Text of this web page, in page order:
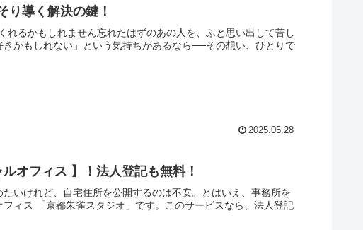
り導く解決の鍵！
るかもしれません忘れたはずのあの人を、ふと思い出して苦し
かもしれない」という気持ちがあるなら──その想い、ひとりで
2025.05.28
オフィス 】！法人登記も無料！
いけれど、自宅住所を公開するのは不安。とはいえ、事務所を
ィス 「京都朱雀スタジオ」です。このサービスなら、法人登記